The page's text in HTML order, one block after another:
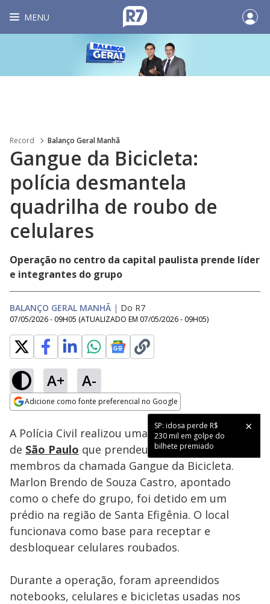
MENU
Record Balanço Geral Manhã
Gangue da Bicicleta:
polícia desmantela
quadrilha de roubo de
celulares
Operação no centro da capital paulista prende líder
e integrantes do grupo
BALANÇO GERAL MANHÃ | Do R7
07/05/2026 - 09H05 (ATUALIZADO EM 07/05/2026 - 09H05)
A+ A-
Adicione como fonte preferencial no Google
SP: idosa perde R$
230 mil em golpe do
bilhete premiado
Ativar
:
38.43%
A Polícia Civil realizou uma operação no centro
de São Paulo que prendeu o líder e quatro
membros da chamada Gangue da Bicicleta.
Marlon Brendo de Souza Castro, apontado
como o chefe do grupo, foi detido em um
prédio na região de Santa Efigênia. O local
funcionava como base para receptar e
desbloquear celulares roubados.
Durante a operação, foram apreendidos
notebooks, celulares e bicicletas usadas nos